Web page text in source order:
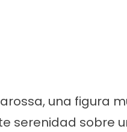
una figura
serenidad sobre